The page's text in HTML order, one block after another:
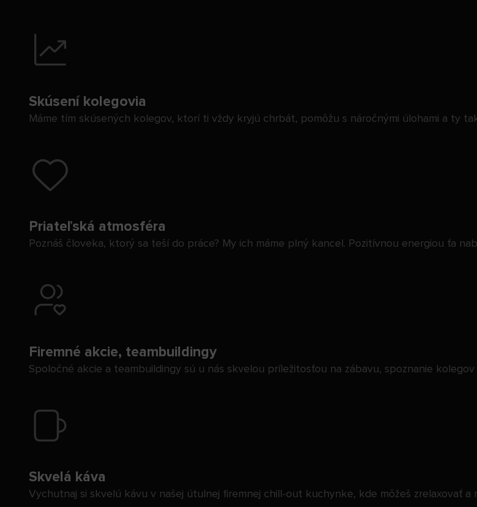
Skúsení kolegovia
Máme tím skúsených kolegov, ktorí ti vždy kryjú chrbát, pomôžu s náročnými úlohami a ty
Priateľská atmosféra
Poznáš človeka, ktorý sa teší do práce? My ich máme plný kancel. Pozitívnou energiou ťa
Firemné akcie, teambuildingy
Spoločné akcie a teambuildingy sú u nás skvelou príležitosťou na zábavu, spoznanie
Skvelá káva
Vychutnaj si skvelú kávu v našej útulnej firemnej chill-out kuchynke, kde môžeš zrelaxovať